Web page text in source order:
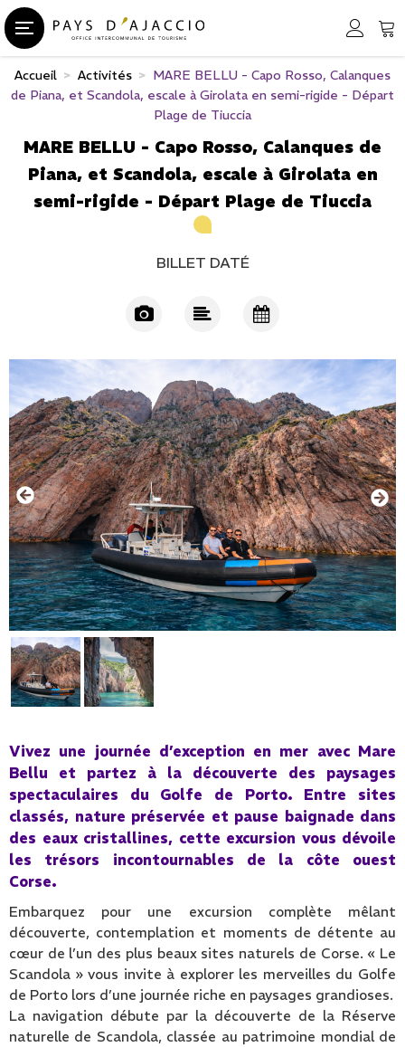
Accueil > Activités > MARE BELLU - Capo Rosso, Calanques
de Piana, et Scandola, escale à Girolata en semi-rigide - Départ
Plage de Tiuccia
MARE BELLU - Capo Rosso, Calanques de
Piana, et Scandola, escale à Girolata en
semi-rigide - Départ Plage de Tiuccia
BILLET DATÉ
Vivez une journée d’exception en mer avec Mare
Bellu et partez à la découverte des paysages
spectaculaires du Golfe de Porto. Entre sites
classés, nature préservée et pause baignade dans
des eaux cristallines, cette excursion vous dévoile
les trésors incontournables de la côte ouest
Corse.
Embarquez pour une excursion complète mêlant
découverte, contemplation et moments de détente au
cœur de l’un des plus beaux sites naturels de Corse. « Le
Scandola » vous invite à explorer les merveilles du Golfe
de Porto lors d’une journée riche en paysages grandioses.
La navigation débute par la découverte de la Réserve
naturelle de Scandola, classée au patrimoine mondial de